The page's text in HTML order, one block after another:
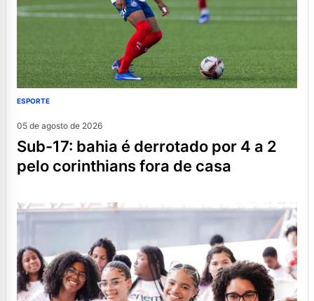
ESPORTE
05 de agosto de 2026
sub-17: bahia é derrotado por 4 a 2
pelo corinthians fora de casa